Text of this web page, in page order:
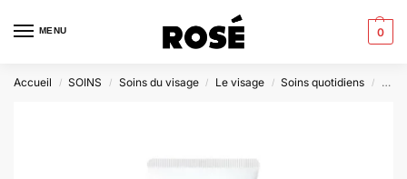
MENU 0
Accueil / SOINS / Soins du visage / Le visage / Soins quotidiens /